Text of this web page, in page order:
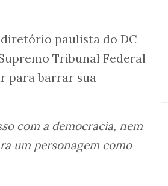
paulista do DC
Tribunal Federal
para barrar sua
com a democracia, nem
um personagem como